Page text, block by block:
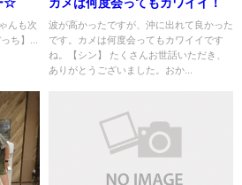
☆
んも次
ち】...
カメは何度会ってもカワイイ！
波が高かったですが、沖に出れて良かった
です。カメは何度会ってもカワイイです
ね。【シン】 たくさんお世話いただき、
ありがとうございました。おか...